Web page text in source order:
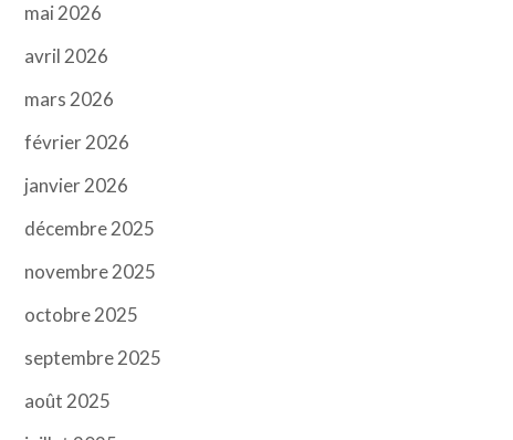
mai 2026
avril 2026
mars 2026
février 2026
janvier 2026
décembre 2025
novembre 2025
octobre 2025
septembre 2025
août 2025